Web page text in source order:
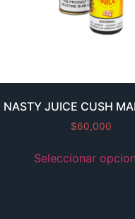
NASTY JUICE CUSH
$60,000
Seleccionar